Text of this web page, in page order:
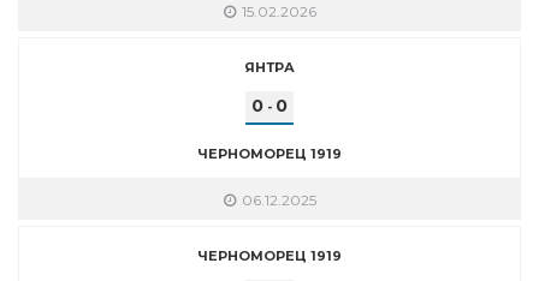
15.02.2026
ЯНТРА
0 - 0
ЧЕРНОМОРЕЦ 1919
06.12.2025
ЧЕРНОМОРЕЦ 1919